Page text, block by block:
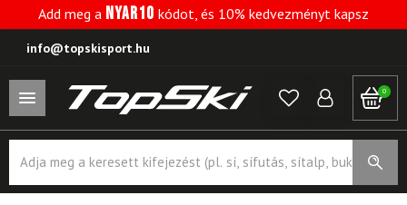
Add meg a NYAR10 kódot, és 10% kedvezményt kapsz
info@topskisport.hu
0
search